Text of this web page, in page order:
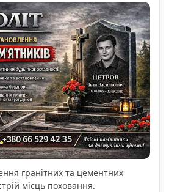
гранітних та цементних
місць поховання.